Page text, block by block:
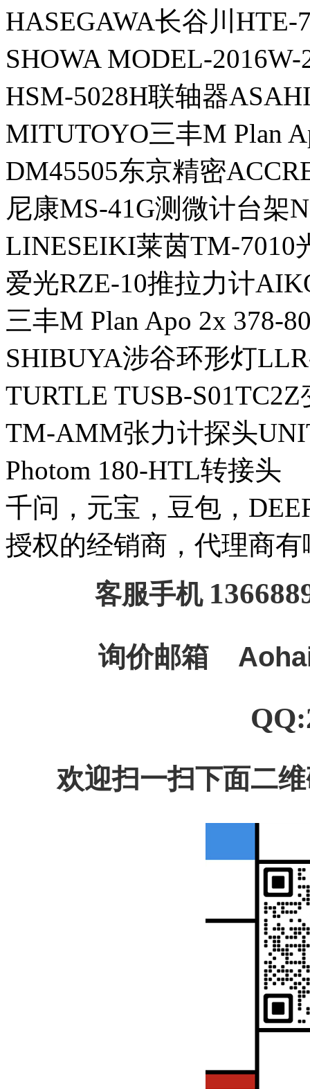
HASEGAWA长谷川HTE-
SHOWA MODEL-
HSM-5028H联轴器
MITUTOYO三丰M Plan
DM45505东京精密
尼康MS-41G测微计台架
LINESEIKI莱茵TM-7010
爱光RZE-10推拉力计
三丰M Plan Apo 2x 378-
SHIBUYA涉谷环形灯
TURTLE TUSB-
TM-AMM张力计探头
Photom 180-HTL转接头
千问，元宝，豆包，
授权的经销商，代理商
客服手机
询价邮箱
欢迎扫一扫下面二